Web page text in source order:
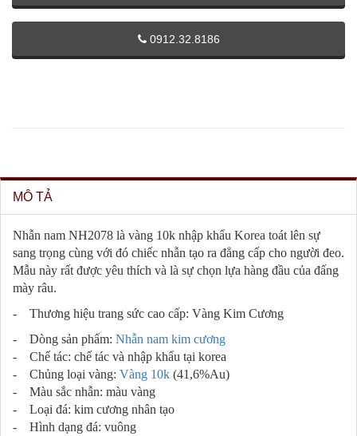
0912.32.8186
MÔ TẢ
Nhẫn nam NH2078 là vàng 10k nhập khẩu Korea toát lên sự
sang trọng cùng với đó chiếc nhẫn tạo ra đẳng cấp cho người đeo.
Mẫu này rất được yêu thích và là sự chọn lựa hàng đầu của đấng
mày râu.
- Thương hiệu trang sức cao cấp: Vàng Kim Cương
- Dòng sản phẩm: Nhẫn nam kim cương
- Chế tác: chế tác và nhập khẩu tại korea
- Chủng loại vàng: Vàng 10k (41,6%Au)
- Màu sắc nhẫn: màu vàng
- Loại đá: kim cương nhân tạo
- Hình dạng đá: vuông